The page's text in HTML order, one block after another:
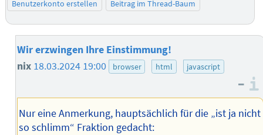
Benutzerkonto erstellen
Beitrag im Thread-Baum
Wir erzwingen Ihre Einstimmung!
nix 18.03.2024 19:00 browser html javascript
–
Nur eine Anmerkung, hauptsächlich für die „ist ja nicht
so schlimm“ Fraktion gedacht: